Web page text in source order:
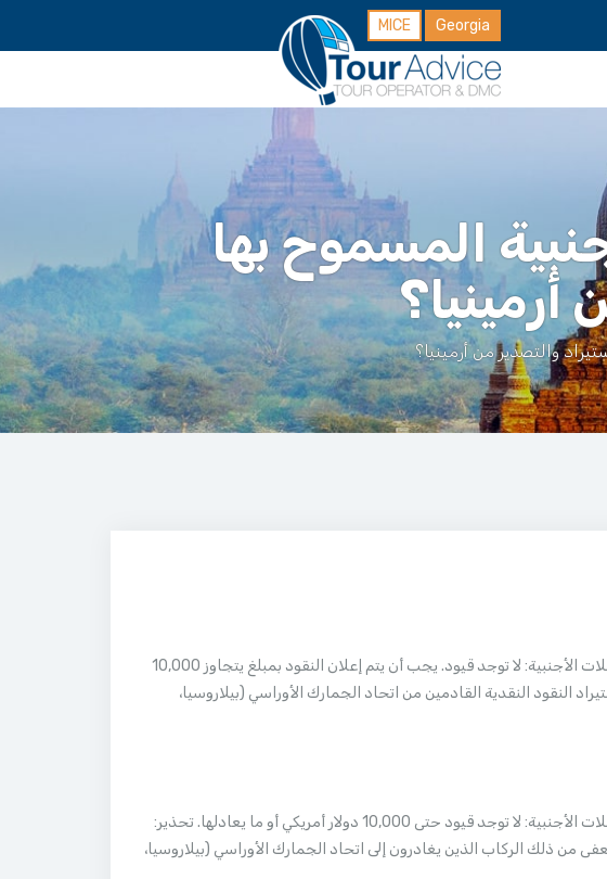
MICE Georgia
المسموح بها
أرمينيا؟
والتصدير من أرمينيا؟
العملة المحلية (الدرام الأرميني – AMD) والعملات الأجنبية: لا توجد قيود. يجب أن يتم إعلان النقود بمبلغ يتجاوز 10,000
النقود النقدية القادمين من اتحاد الجمارك الأوراسي (بيلاروسيا،
العملة المحلية (الدرام الأرميني – AMD) والعملات الأجنبية: لا توجد قيود حتى 10,000 دولار أمريكي أو ما يعادلها. تحذير:
دولار عبر البنك. يُعفى من ذلك الركاب الذين يغادرون إلى اتحاد الجمارك الأوراسي (بيلاروسيا،